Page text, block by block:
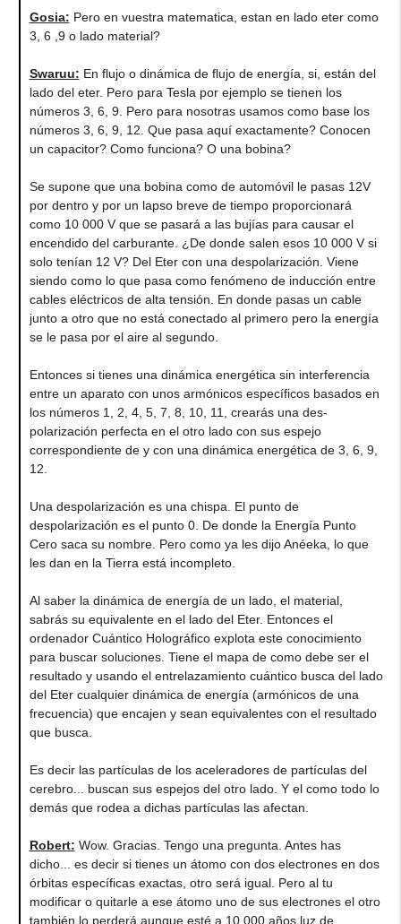
Gosia: Pero en vuestra matematica, estan en lado eter como
3, 6 ,9 o lado material?
Swaruu: En flujo o dinámica de flujo de energía, si, están del
lado del eter. Pero para Tesla por ejemplo se tienen los
números 3, 6, 9. Pero para nosotras usamos como base los
números 3, 6, 9, 12. Que pasa aquí exactamente? Conocen
un capacitor? Como funciona? O una bobina?
Se supone que una bobina como de automóvil le pasas 12V
por dentro y por un lapso breve de tiempo proporcionará
como 10 000 V que se pasará a las bujías para causar el
encendido del carburante. ¿De donde salen esos 10 000 V si
solo tenían 12 V? Del Eter con una despolarización. Viene
siendo como lo que pasa como fenómeno de inducción entre
cables eléctricos de alta tensión. En donde pasas un cable
junto a otro que no está conectado al primero pero la energía
se le pasa por el aire al segundo.
Entonces si tienes una dinámica energética sin interferencia
entre un aparato con unos armónicos específicos basados en
los números 1, 2, 4, 5, 7, 8, 10, 11, crearás una des-
polarización perfecta en el otro lado con sus espejo
correspondiente de y con una dinámica energética de 3, 6, 9,
12.
Una despolarización es una chispa. El punto de
despolarización es el punto 0. De donde la Energía Punto
Cero saca su nombre. Pero como ya les dijo Anéeka, lo que
les dan en la Tierra está incompleto.
Al saber la dinámica de energía de un lado, el material,
sabrás su equivalente en el lado del Eter. Entonces el
ordenador Cuántico Holográfico explota este conocimiento
para buscar soluciones. Tiene el mapa de como debe ser el
resultado y usando el entrelazamiento cuántico busca del lado
del Eter cualquier dinámica de energía (armónicos de una
frecuencia) que encajen y sean equivalentes con el resultado
que busca.
Es decir las partículas de los aceleradores de partículas del
cerebro... buscan sus espejos del otro lado. Y el como todo lo
demás que rodea a dichas partículas las afectan.
Robert: Wow. Gracias. Tengo una pregunta. Antes has
dicho... es decir si tienes un átomo con dos electrones en dos
órbitas específicas exactas, otro será igual. Pero al tu
modificar o quitarle a ese átomo uno de sus electrones el otro
también lo perderá aunque esté a 10 000 años luz de